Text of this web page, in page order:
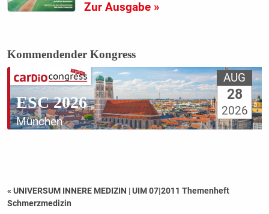
Zur Ausgabe »
Kommendender Kongress
ESC 2026
München
AUG
28
2026
« UNIVERSUM INNERE MEDIZIN |UIM 07|2011 Themenheft
Schmerzmedizin